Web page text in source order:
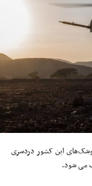
این کشور دردسری
می شود.